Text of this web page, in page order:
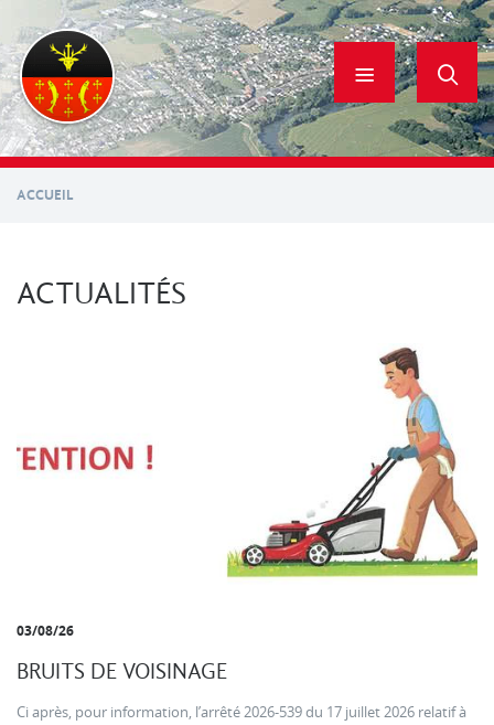
contenu
principal
ACCUEIL
ACTUALITÉS
03/08/26
BRUITS DE VOISINAGE
Ci après, pour information, l’arrêté 2026-539 du 17 juillet 2026 relatif à